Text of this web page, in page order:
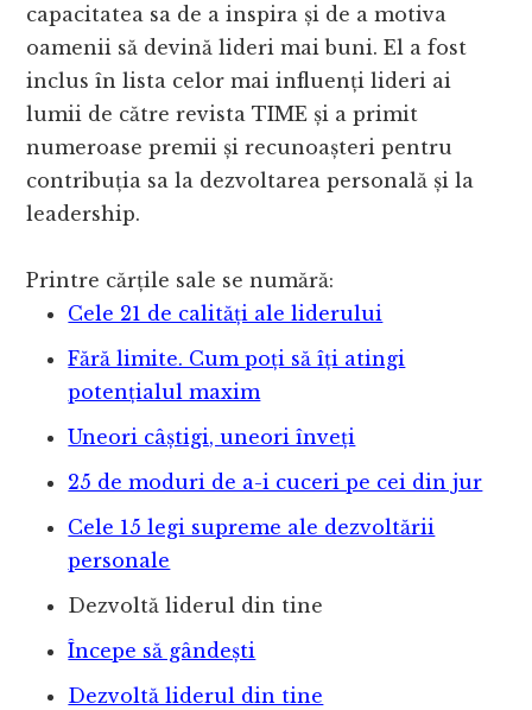
capacitatea sa de a inspira și de a motiva
oamenii să devină lideri mai buni. El a fost
inclus în lista celor mai influenți lideri ai
lumii de către revista TIME și a primit
numeroase premii și recunoașteri pentru
contribuția sa la dezvoltarea personală și la
leadership.
Printre cărțile sale se numără:
Cele 21 de calități ale liderului
Fără limite. Cum poți să îți atingi
potențialul maxim
Uneori câștigi, uneori înveți
25 de moduri de a-i cuceri pe cei din jur
Cele 15 legi supreme ale dezvoltării
personale
Dezvoltă liderul din tine
Începe să gândești
Dezvoltă liderul din tine